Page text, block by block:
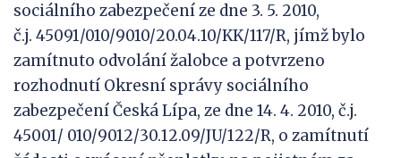
sociálního zabezpečení ze dne 3. 5. 2010,
č.j. 45091/010/9010/20.04.10/KK/117/R, jímž bylo
zamítnuto odvolání žalobce a potvrzeno
rozhodnutí Okresní správy sociálního
zabezpečení Česká Lípa, ze dne 14. 4. 2010, č.j.
45001/ 010/9012/30.12.09/JU/122/R, o zamítnutí